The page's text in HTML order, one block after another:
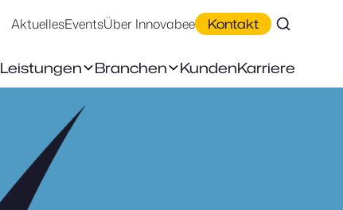
AktuellesEventsÜber Innovabee Kontakt
Leistungen Branchen KundenKarriere